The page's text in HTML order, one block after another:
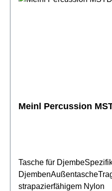
Meinl Percussion
Tasche für
strapazierfähigem Nylon